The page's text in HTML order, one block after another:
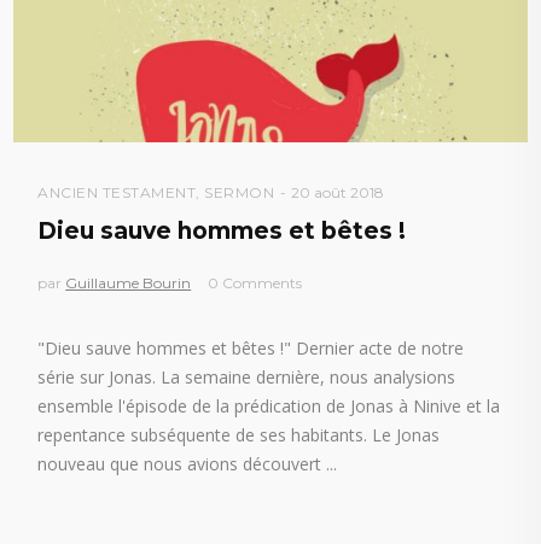
ANCIEN TESTAMENT, SERMON 20 août 2018
Dieu sauve hommes et bêtes !
par Guillaume Bourin 0 Comments
"Dieu sauve hommes et bêtes !" Dernier acte de notre
série sur Jonas. La semaine dernière, nous analysions
ensemble l'épisode de la prédication de Jonas à Ninive et la
repentance subséquente de ses habitants. Le Jonas
nouveau que nous avions découvert